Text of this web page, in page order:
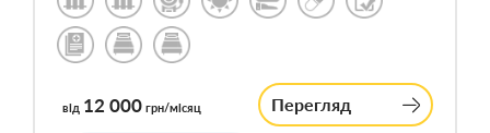
від 12 000 грн/місяц Перегляд